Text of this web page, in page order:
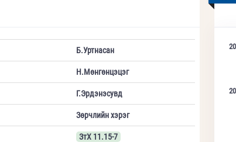
Б.Уртнасан
Н.Мөнгөнцэцэг
Г.Эрдэнэсувд
Зөрчлийн хэрэг
ЗтХ 11.15-7